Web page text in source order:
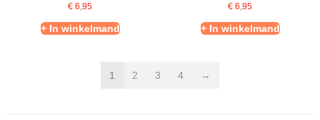
€ 6,95
+ In winkelmand
€ 6,95
+ In winkelmand
1 2 3 4 →